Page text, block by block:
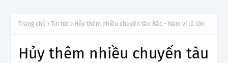
Trang chủ Tin tức Hủy thêm nhiều chuyến tàu Bắc - Nam vì lũ lớn
Hủy thêm nhiều chuyến tàu